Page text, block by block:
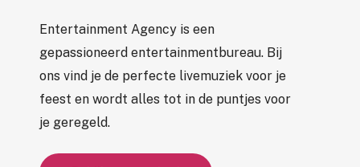
Entertainment Agency is een
gepassioneerd entertainmentbureau. Bij
ons vind je de perfecte livemuziek voor je
feest en wordt alles tot in de puntjes voor
je geregeld.